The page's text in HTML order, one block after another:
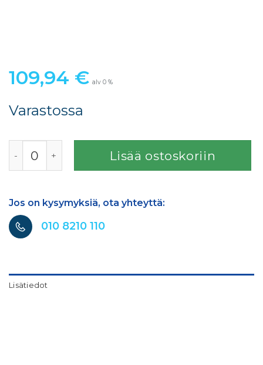
109,94 € alv 0 %
Varastossa
Lisää ostoskoriin
Jos on kysymyksiä, ota yhteyttä:
010 8210 110
Lisätiedot